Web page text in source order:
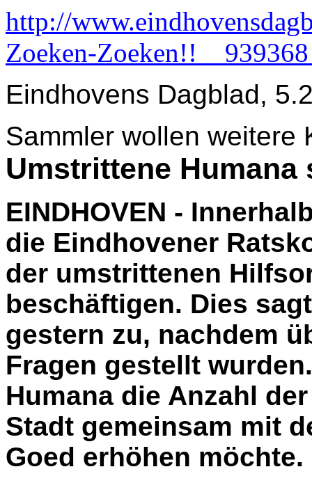
http://
Zoeken-
Eindhovens Dagblad,
Sammler wollen weitere
Umstrittene
EINDHOVEN -
die Eindhovener
der umstrittenen
beschäftigen. Dies
gestern zu, nachdem
Fragen gestellt
Humana die Anzahl
Stadt gemeinsam mit
Goed erhöhen möchte.